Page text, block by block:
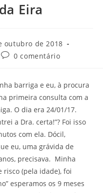
Eira
outubro de 2018
Comentários
0 comentário
barriga e eu, à procura
primeira consulta com a
O dia era 24/01/17.
a Dra. certa!”? Foi isso
com ela. Dócil,
eu, uma grávida de
precisava. Minha
risco (pela idade), foi
esperamos os 9 meses